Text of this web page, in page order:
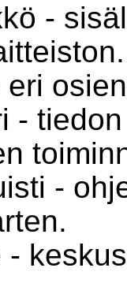
-
eri
-
-
-